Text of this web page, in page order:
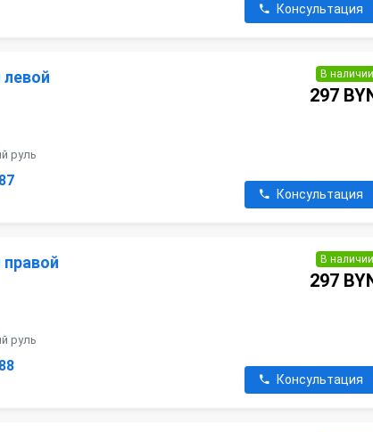
Консультация
левой
руль
В наличии
297
Консультация
правой
руль
В наличии
297
Консультация